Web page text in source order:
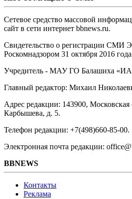
Сетевое средство массовой
сайт в сети интернет bbnews.ru.
Свидетельство о регистрации
Роскомнадзором 31 октября 2016 года
Учредитель - МАУ ГО Балашиха «ИА
Главный редактор: Михаил
Адрес редакции: 143900, Московская
Карбышева, д. 5.
Телефон редакции: +7(498)660-85-00.
Электронная почта редакции:
BBNEWS
Контакты
Реклама